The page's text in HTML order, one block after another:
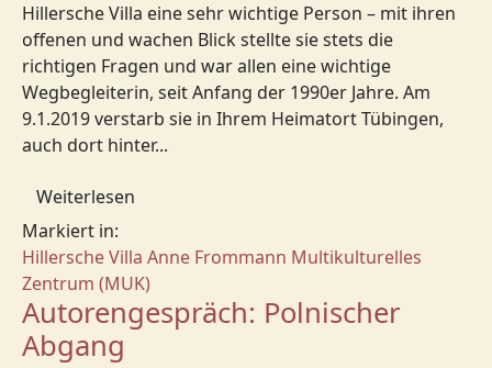
Hillersche Villa eine sehr wichtige Person – mit ihren
offenen und wachen Blick stellte sie stets die
richtigen Fragen und war allen eine wichtige
Wegbegleiterin, seit Anfang der 1990er Jahre. Am
9.1.2019 verstarb sie in Ihrem Heimatort Tübingen,
auch dort hinter...
Weiterlesen
Markiert in:
Hillersche Villa Anne Frommann Multikulturelles
Zentrum (MUK)
Autorengespräch: Polnischer
Abgang